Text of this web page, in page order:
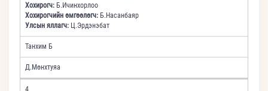
Хохирогч: Б.Ичинхорлоо
Хохирогчийн өмгөөлөгч: Б.Насанбаяр
Улсын яллагч: Ц.Эрдэнэбат
Танхим Б
Д.Мөнхтуяа
4